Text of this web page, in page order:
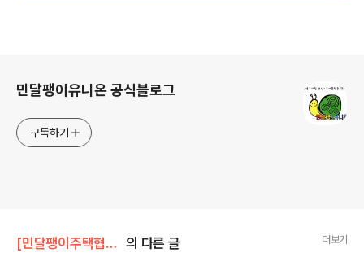
민달팽이유니온 공식블로그
구독하기
[민달팽이주택협동조합]/* 공지사항 의 다른 글 더보기